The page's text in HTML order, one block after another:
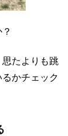
たよりも跳
かチェック